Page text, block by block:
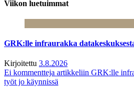
Viikon luetuimmat
GRK:lle infraurakka
Kirjoitettu 3.8.2026
Ei kommentteja artikkeliin GRK:lle
työt jo käynnissä